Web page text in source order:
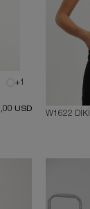
+1
USD